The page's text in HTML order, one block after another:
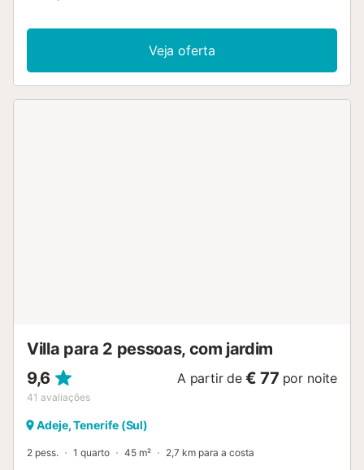
Veja oferta
Villa para 2 pessoas, com jardim
9,6
41 avaliações
A partir de € 77 por noite
Adeje, Tenerife (Sul)
2 pess. 1 quarto 45 m² 2,7 km para a costa